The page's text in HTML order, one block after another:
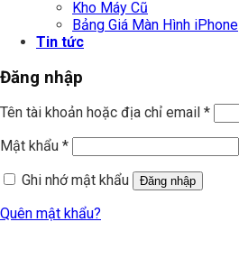
Kho Máy Cũ
Bảng Giá Màn Hình iPhone
Tin tức
Đăng nhập
Tên tài khoản hoặc địa chỉ email *
Mật khẩu *
Ghi nhớ mật khẩu
Đăng nhập
Quên mật khẩu?